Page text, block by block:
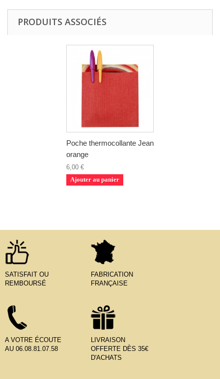
PRODUITS ASSOCIÉS
Poche thermocollante Jean
orange
6,00 €
Ajouter au panier
SATISFAIT OU
REMBOURSÉ
FABRICATION
FRANÇAISE
A VOTRE ÉCOUTE
AU 06.08.81.07.58
LIVRAISON
OFFERTE DÈS 35€
D'ACHATS